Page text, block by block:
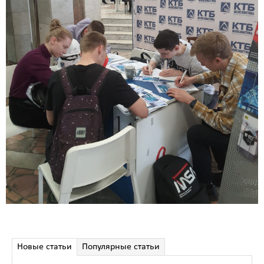
Новые статьи Популярные статьи